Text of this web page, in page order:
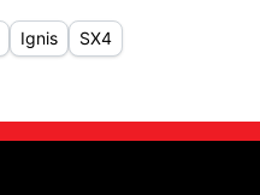
Ignis SX4